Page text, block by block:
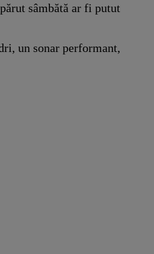
sâmbătă ar fi putut
un sonar performant,